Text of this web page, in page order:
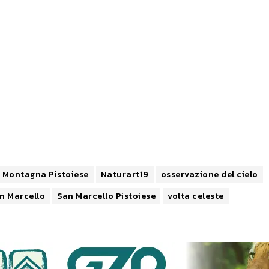
Pistoiese Naturart19
osservazione del cielo
Marcello
San Marcello Pistoiese volta celeste